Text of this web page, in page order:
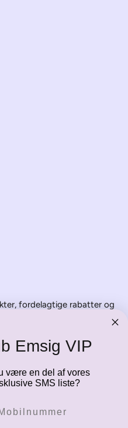
fordelagtige rabatter og
Emsig VIP
være en del af vores
SMS liste?